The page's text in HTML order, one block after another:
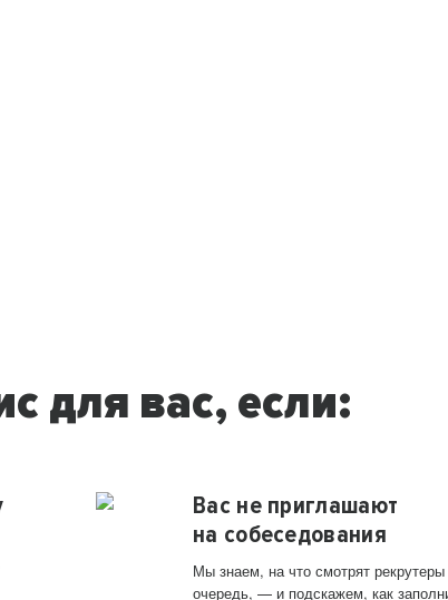
для вас, если:
Вас не приглашают
на собеседования
Мы знаем, на что смотрят
очередь, — и подскажем, как